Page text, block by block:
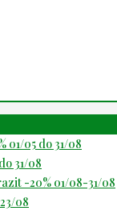
01/05 do 31/08
31/08
-20% 01/08-31/08
08